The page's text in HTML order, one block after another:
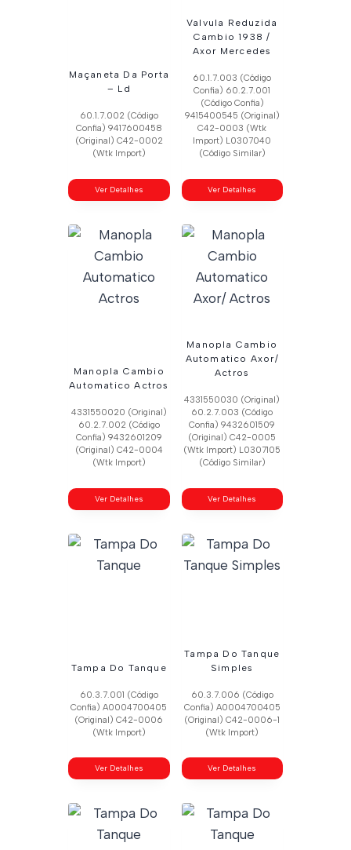
Maçaneta Da Porta
– Ld
60.1.7.002 (Código
Confia) 9417600458
(Original) C42-0002
(Wtk Import)
Ver Detalhes
Valvula Reduzida
Cambio 1938 /
Axor Mercedes
60.1.7.003 (Código
Confia) 60.2.7.001
(Código Confia)
9415400545 (Original)
C42-0003 (Wtk
Import) L0307040
(Código Similar)
Ver Detalhes
Manopla Cambio
Automatico Actros
4331550020 (Original)
60.2.7.002 (Código
Confia) 9432601209
(Original) C42-0004
(Wtk Import)
Ver Detalhes
Manopla Cambio
Automatico Axor/
Actros
4331550030 (Original)
60.2.7.003 (Código
Confia) 9432601509
(Original) C42-0005
(Wtk Import) L0307105
(Código Similar)
Ver Detalhes
Tampa Do Tanque
60.3.7.001 (Código
Confia) A0004700405
(Original) C42-0006
(Wtk Import)
Ver Detalhes
Tampa Do Tanque
Simples
60.3.7.006 (Código
Confia) A0004700405
(Original) C42-0006-1
(Wtk Import)
Ver Detalhes